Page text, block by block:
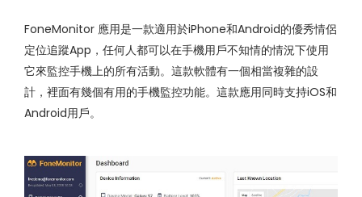
FoneMonitor 應用是一款適用於iPhone和Android的優秀情侶
定位追蹤App，任何人都可以在手機用戶不知情的情況下使用
它來監控手機上的所有活動。這款軟體有一個相當複雜的設
計，裡面有幾個有用的手機監控功能。這款應用同時支持iOS和
Android用戶。